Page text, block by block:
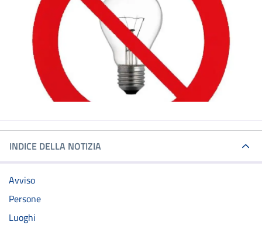
INDICE DELLA NOTIZIA
Avviso
Persone
Luoghi